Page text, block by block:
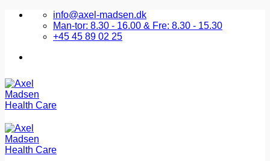
Fortsæt
info@axel-madsen.dk
Man-tor: 8.30 - 16.00 & Fre: 8.30 - 15.30
+45 45 89 02 25